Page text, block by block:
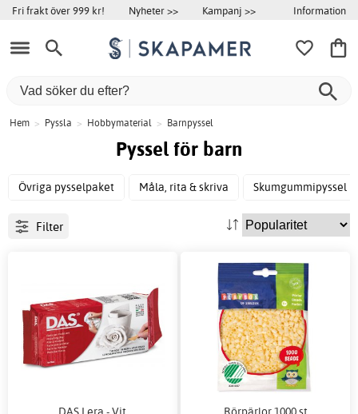
Fri frakt över 999 kr! Nyheter >> Kampanj >> Information
Hem > Pyssla > Hobbymaterial > Barnpyssel
Pyssel för barn
Övriga pysselpaket Måla, rita & skriva Skumgummipyssel
Filter